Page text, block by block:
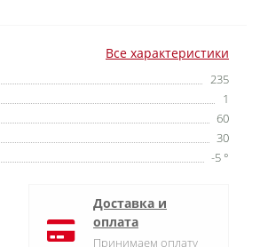
Все характеристики
235
1
60
30
-5 °
Доставка и
оплата
Принимаем оплату